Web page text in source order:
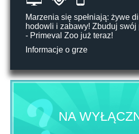
Marzenia się spełniają: żywe
hodowli i zabawy! Zbuduj
- Primeval Zoo już teraz!
Informacje o grze
NA